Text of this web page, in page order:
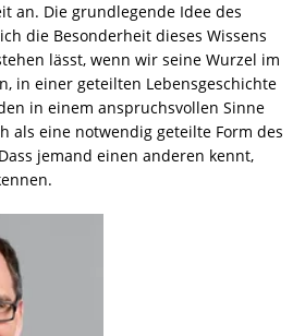
an. Die grundlegende Idee des
die Besonderheit dieses Wissens
lässt, wenn wir seine Wurzel im
in einer geteilten Lebensgeschichte
in einem anspruchsvollen Sinne
als eine notwendig geteilte Form des
jemand einen anderen kennt,